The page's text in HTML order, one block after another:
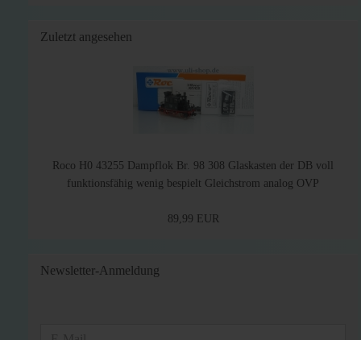
Zuletzt angesehen
Roco H0 43255 Dampflok Br. 98 308 Glaskasten der DB voll
funktionsfähig wenig bespielt Gleichstrom analog OVP
89,99 EUR
Newsletter-Anmeldung